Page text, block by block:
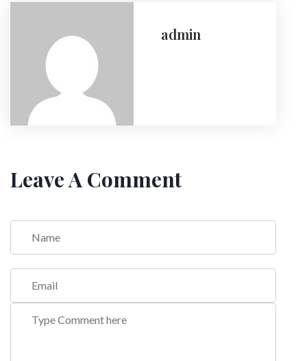
admin
Leave A Comment